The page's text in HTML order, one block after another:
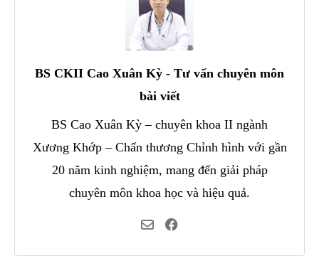
BS CKII Cao Xuân Kỳ - Tư vấn chuyên môn
bài viết
BS Cao Xuân Kỳ – chuyên khoa II ngành
Xương Khớp – Chấn thương Chỉnh hình với gần
20 năm kinh nghiệm, mang đến giải pháp
chuyên môn khoa học và hiệu quả.